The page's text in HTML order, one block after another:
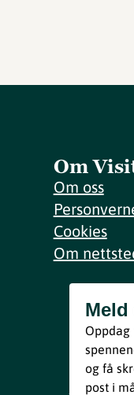
Om
Om oss
Cookies
Om
Meld
Ved å
og få
post i